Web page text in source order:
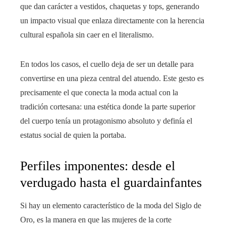
que dan carácter a vestidos, chaquetas y tops, generando
un impacto visual que enlaza directamente con la herencia
cultural española sin caer en el literalismo.
En todos los casos, el cuello deja de ser un detalle para
convertirse en una pieza central del atuendo. Este gesto es
precisamente el que conecta la moda actual con la
tradición cortesana: una estética donde la parte superior
del cuerpo tenía un protagonismo absoluto y definía el
estatus social de quien la portaba.
Perfiles imponentes: desde el
verdugado hasta el guardainfantes
Si hay un elemento característico de la moda del Siglo de
Oro, es la manera en que las mujeres de la corte